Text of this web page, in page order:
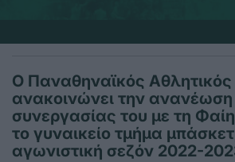
Ο Παναθηναϊκός
ανακοινώνει την ανανέωση
συνεργασίας του με τη
το γυναικείο τμήμα
αγωνιστική σεζόν 2022-